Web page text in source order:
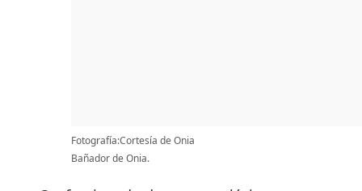
Fotografía:Cortesía de Onia
Bañador de Onia.